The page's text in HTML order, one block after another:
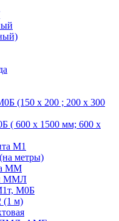
(150 х 200 ; 200 х 300
( 600 х 1500 мм; 600 х
М1
метры)
ММ
ММЛ
М0Б
(1 м)